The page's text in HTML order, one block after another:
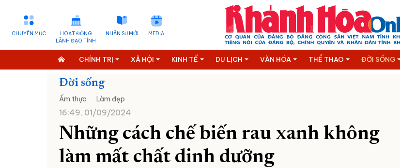
CHUYÊN MỤC
HOẠT ĐỘNG
LÃNH ĐẠO TỈNH
NHÂN SỰ MỚI MEDIA
CHÍNH TRỊ XÃ HỘI KINH TẾ DU LỊCH VĂN HÓA THỂ THAO ĐỜI SỐNG
Đời sống
Ẩm thực Làm đẹp
16:49, 01/09/2024
Những cách chế biến rau xanh không
làm mất chất dinh dưỡng